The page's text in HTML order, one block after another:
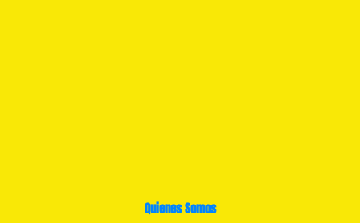
Quienes Somos